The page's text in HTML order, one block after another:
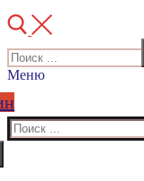
Искать:
Меню
Искать: